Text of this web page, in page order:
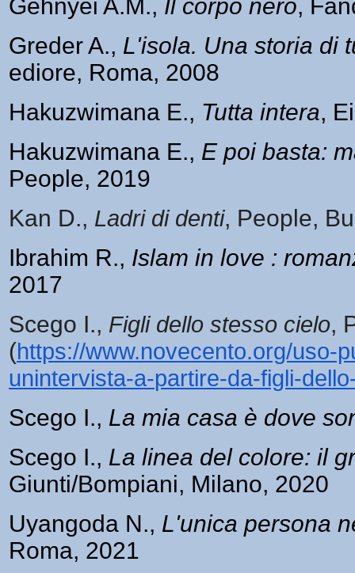
Gehnyei A.M., Il corpo nero,
Greder A., L'isola. Una storia di
ediore, Roma, 2008
Hakuzwimana E., Tutta intera,
Hakuzwimana E., E poi basta:
People, 2019
Kan D., Ladri di denti, People,
Ibrahim R., Islam in love :
2017
Scego I., Figli dello stesso cielo,
(https://www.novecento.org/uso-
unintervista-a-partire-da-figli-
Scego I., La mia casa è dove
Scego I., La linea del colore: il
Giunti/Bompiani, Milano, 2020
Uyangoda N., L'unica persona
Roma, 2021